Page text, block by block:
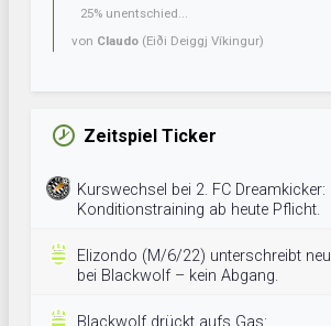
25% unentschied...
von Claudo (Eiði Deiggj Víkingur)
Zeitspiel Ticker
Kurswechsel bei 2. FC Dreamkicker:
Konditionstraining ab heute Pflicht.
Elizondo (M/6/22) unterschreibt neu
bei Blackwolf – kein Abgang.